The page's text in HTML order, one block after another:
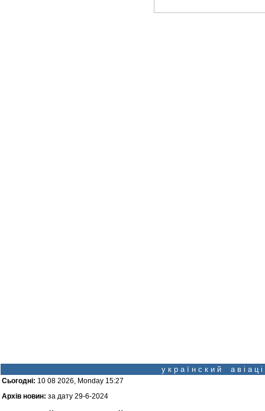
у к р а ї н с к и й а в і а
Сьогодні: 10 08 2026, Monday 15:27
Архів новин: за дату 29-6-2024